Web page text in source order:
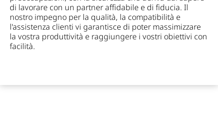
di lavorare con un partner affidabile e di fiducia. Il
nostro impegno per la qualità, la compatibilità e
l'assistenza clienti vi garantisce di poter massimizzare
la vostra produttività e raggiungere i vostri obiettivi con
facilità.